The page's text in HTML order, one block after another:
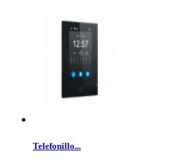
Telefonillo...